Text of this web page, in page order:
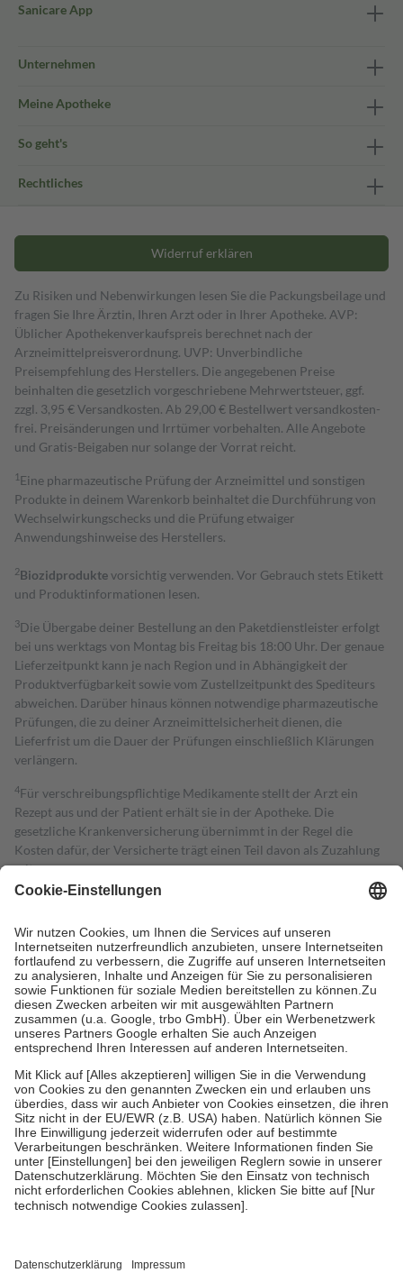
Sanicare App
Unternehmen
Meine Apotheke
So geht's
Rechtliches
Widerruf erklären
Zu Risiken und Nebenwirkungen lesen Sie die Packungsbeilage und
fragen Sie Ihre Ärztin, Ihren Arzt oder in Ihrer Apotheke. AVP:
Üblicher Apothekenverkaufspreis berechnet nach der
Arzneimittelpreisverordnung. UVP: Unverbindliche
Preisempfehlung des Herstellers. Die angegebenen Preise
beinhalten die gesetzlich vorgeschriebene Mehrwertsteuer, ggf.
zzgl. 3,95 € Versandkosten. Ab 29,00 € Bestell­wert versand­kosten­
frei. Preisänderungen und Irrtümer vorbehalten. Alle Angebote
und Gratis-Beigaben nur solange der Vorrat reicht.
1 Eine pharmazeutische Prüfung der Arzneimittel und sonstigen
Produkte in deinem Warenkorb beinhaltet die Durchführung von
Wechselwirkungschecks und die Prüfung etwaiger
Anwendungshinweise des Herstellers.
2Biozidproduktevorsichtig verwenden. Vor Gebrauch stets Etikett
und Produktinformationen lesen.
3Die Übergabe deiner Bestellung an den Paketdienstleister erfolgt
bei uns werktags von Montag bis Freitag bis 18:00 Uhr. Der genaue
Lieferzeitpunkt kann je nach Region und in Abhängigkeit der
Produktverfügbarkeit sowie vom Zustellzeitpunkt des Spediteurs
abweichen. Darüber hinaus können notwendige pharmazeutische
Prüfungen, die zu deiner Arzneimittelsicherheit dienen, die
Lieferfrist um die Dauer der Prüfungen einschließlich Klärungen
verlängern.
4Für verschreibungspflichtige Medikamente stellt der Arzt ein
Rezept aus und der Patient erhält sie in der Apotheke. Die
gesetzliche Krankenversicherung übernimmt in der Regel die
Kosten dafür, der Versicherte trägt einen Teil davon als Zuzahlung
mit.
Grundsätzlich leisten Mitglieder Zuzahlungen in Höhe von zehn
höchstens zehn Euro.
Es sind jedoch nie mehr als die tatsächlichen
Kosten der Leistung zu entrichten.
Diese Regeln gelten grundsätzlich auch für Online-Apotheken.
Bei Heilmitteln und häuslicher Krankenpflege beträgt die
Zuzahlung zehn Prozent der Kosten sowie zehn Euro je
Verordnung.
Um das Engagement der Versicherten für ihre eigene Gesundheit zu
stärken und die besondere Stellung der Familie zu unterstützen,
fallenkeine Zuzahlungenan bei:
• Kindern und Jugendlichen bis zum vollendeten 18. Lebensjahr
mit Ausnahme der Fahrkosten
• Untersuchungen zur Vorsorge und Früherkennung, die von der
GKV getragen werden
• empfohlenen Schutzimpfungen
• Harn- und Blutteststreifen
getroffen, um sicherzustellen, dass es sich um echte Bewertungen